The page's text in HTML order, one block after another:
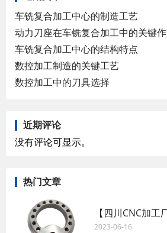
车铣复合加工中心的制造工艺
动力刀座在车铣复合加工中的关键
车铣复合加工中心的结构特点
数控加工制造的关键工艺
数控加工中的刀具选择
近期评论
没有评论可显示。
热门文章
【四川CNC加
2023-06-16